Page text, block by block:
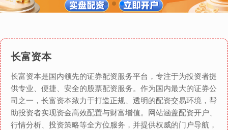
长富资本
长富资本是国内领先的证券配资服务平台，专注于为投资者提
供专业、便捷、安全的股票配资服务。作为国内最大的证券公
司之一，长富资本致力于打造正规、透明的配资交易环境，帮
助投资者实现资金高效配置与财富增值。网站涵盖配资开户、
行情分析、投资策略等全方位服务，并提供权威的门户导航，